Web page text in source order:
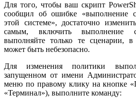
Для того, чтобы ваш скрипт
сообщил об ошибке «выполнение
этой системе», достаточно
самым, включить выполнение
выполняйте только те сценарии,
может быть небезопасно.
Для изменения политики
запущенном от имени
меню по правому клику на кнопке
«Терминал»), выполните команду: